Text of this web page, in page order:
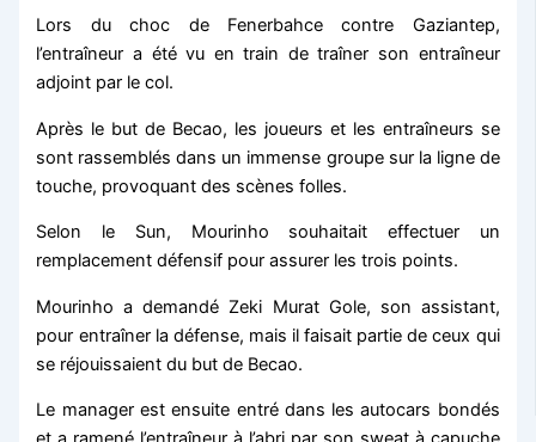
Lors du choc de Fenerbahce contre Gaziantep,
l’entraîneur a été vu en train de traîner son entraîneur
adjoint par le col.
Après le but de Becao, les joueurs et les entraîneurs se
sont rassemblés dans un immense groupe sur la ligne de
touche, provoquant des scènes folles.
Selon le Sun, Mourinho souhaitait effectuer un
remplacement défensif pour assurer les trois points.
Mourinho a demandé Zeki Murat Gole, son assistant,
pour entraîner la défense, mais il faisait partie de ceux qui
se réjouissaient du but de Becao.
Le manager est ensuite entré dans les autocars bondés